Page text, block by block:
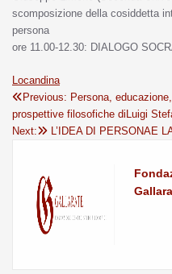
scomposizione della cosiddetta
persona
ore 11.00-12.30: DIALOGO
Locandina
Previous: Persona,
prospettive filosofiche diLuigi
Next:
L’IDEA DI PERSONAE